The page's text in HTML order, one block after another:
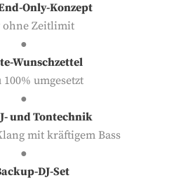
Only-Konzept
ohne Zeitlimit
●
Wunschzettel
umgesetzt
●
und Tontechnik
mit kräftigem Bass
●
DJ-Set